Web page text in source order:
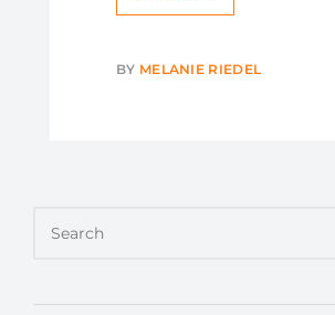
BY MELANIE RIEDEL